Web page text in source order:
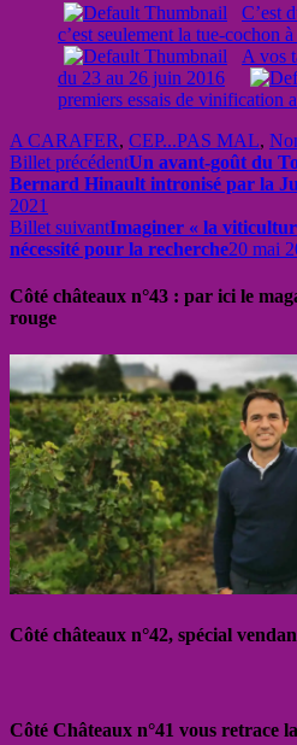
C’est
c’est seulement la tue-cochon
A vos
du 23 au 26 juin 2016
premiers essais de vinification
A CARAFER, CEP...PAS MAL,
Billet précédentUn avant-goût du
Bernard Hinault intronisé par la
2021
Billet suivantImaginer « la
nécessité pour la recherche20 mai
Côté châteaux n°43 : par ici le
rouge
Côté châteaux n°42, spécial
Côté Châteaux n°41 vous retrace